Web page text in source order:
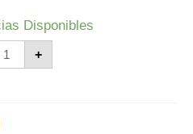
Disponibles
+